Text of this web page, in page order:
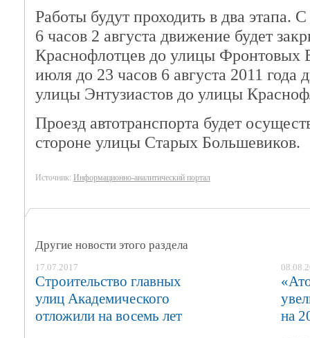
Работы будут проходить в два этапа.
6 часов 2 августа движение будет
Краснофлотцев до улицы Фронтовых
июля до 23 часов 6 августа 2011 года
улицы Энтузиастов до улицы
Проезд автотранспорта будет
стороне улицы Старых Большевиков.
Источник: Информационно-аналитический портал
Другие новости этого раздела
17.07.2017
Строительство главных
улиц Академического
отложили на восемь лет
на